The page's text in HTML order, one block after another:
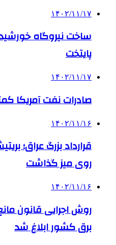
۱۴۰۲/۱۱/۱۷
پایتخت
۱۴۰۲/۱۱/۱۷
صادرات نفت آمریکا
۱۴۰۲/۱۱/۱۶
روی میز گذاشت
۱۴۰۲/۱۱/۱۶
روش اجرایی قانون
برق کشور ابلاغ شد